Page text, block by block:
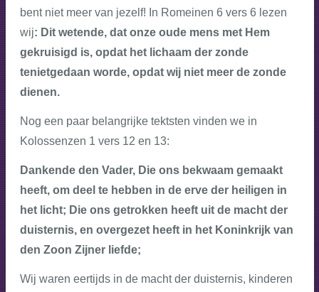
bent niet meer van jezelf! In Romeinen 6 vers 6 lezen
wij: Dit wetende, dat onze oude mens met Hem
gekruisigd is, opdat het lichaam der zonde
tenietgedaan worde, opdat wij niet meer de zonde
dienen.
Nog een paar belangrijke tektsten vinden we in
Kolossenzen 1 vers 12 en 13:
Dankende den Vader, Die ons bekwaam gemaakt
heeft, om deel te hebben in de erve der heiligen in
het licht; Die ons getrokken heeft uit de macht der
duisternis, en overgezet heeft in het Koninkrijk van
den Zoon Zijner liefde;
Wij waren eertijds in de macht der duisternis, kinderen